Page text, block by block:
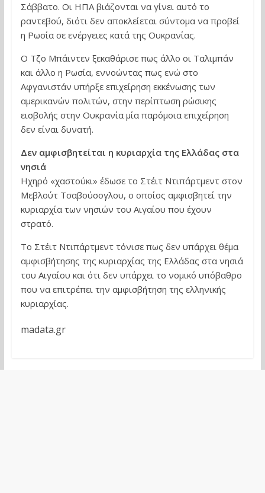
Σάββατο. Οι ΗΠΑ βιάζονται να γίνει αυτό το
ραντεβού, διότι δεν αποκλείεται σύντομα να προβεί
η Ρωσία σε ενέργειες κατά της Ουκρανίας.
Ο Τζο Μπάιντεν ξεκαθάρισε πως άλλο οι Ταλιμπάν
και άλλο η Ρωσία, εννοώντας πως ενώ στο
Αφγανιστάν υπήρξε επιχείρηση εκκένωσης των
αμερικανών πολιτών, στην περίπτωση ρώσικης
εισβολής στην Ουκρανία μία παρόμοια επιχείρηση
δεν είναι δυνατή.
Δεν αμφισβητείται η κυριαρχία της Ελλάδας στα
νησιά
Ηχηρό «χαστούκι» έδωσε το Στέιτ Ντιπάρτμεντ στον
Μεβλούτ Τσαβούσογλου, ο οποίος αμφισβητεί την
κυριαρχία των νησιών του Αιγαίου που έχουν
στρατό.
Το Στέιτ Ντιπάρτμεντ τόνισε πως δεν υπάρχει θέμα
αμφισβήτησης της κυριαρχίας της Ελλάδας στα νησιά
του Αιγαίου και ότι δεν υπάρχει το νομικό υπόβαθρο
που να επιτρέπει την αμφισβήτηση της ελληνικής
κυριαρχίας.
madata.gr